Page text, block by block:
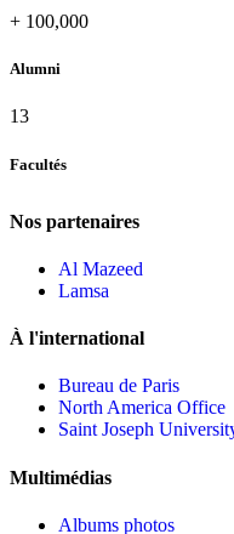
+ 100,000
Alumni
13
Facultés
Nos partenaires
Al Mazeed
Lamsa
À l'international
Bureau de Paris
North America Office
Saint Joseph
Multimédias
Albums photos